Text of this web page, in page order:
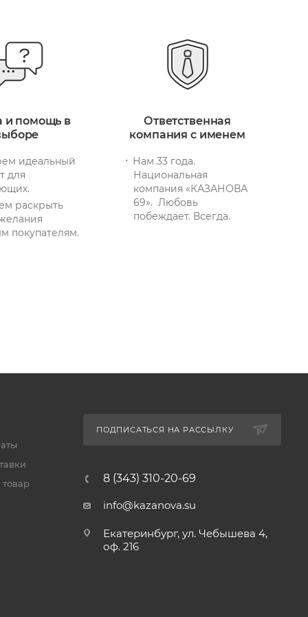
и помощь в
идеальный
для
раскрыть
покупателям.
Ответственная
компания с именем
Нам 33 года.
Национальная
компания «КАЗАНОВА
69». Любовь
побеждает. Всегда.
товар
ПОДПИСАТЬСЯ НА РАССЫЛКУ
8 (343) 310-20-69
info@kazanova.su
Екатеринбург, ул. Чебышева 4,
оф. 216